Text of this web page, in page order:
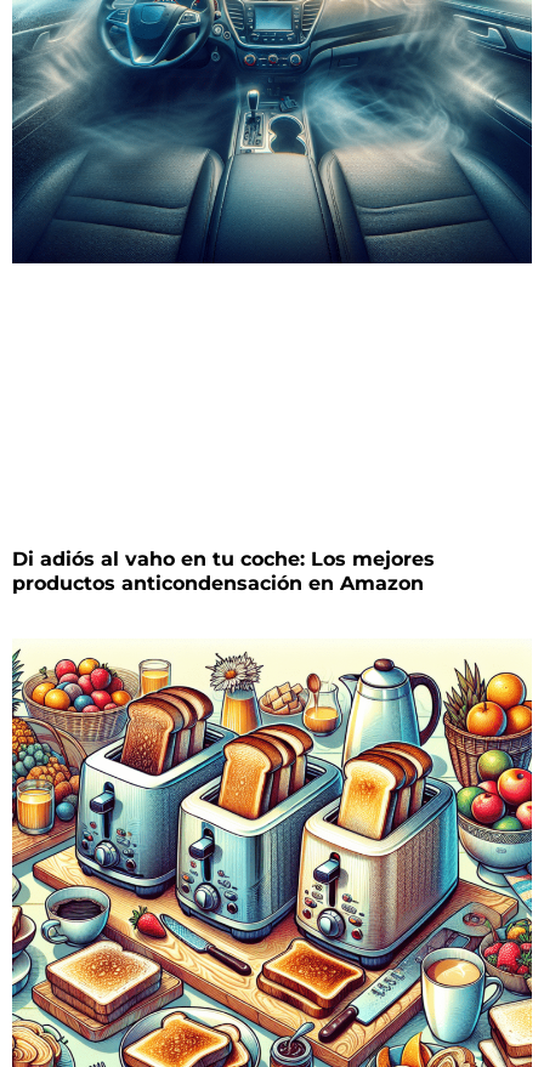
Di adiós al vaho en tu coche: Los mejores
productos anticondensación en Amazon